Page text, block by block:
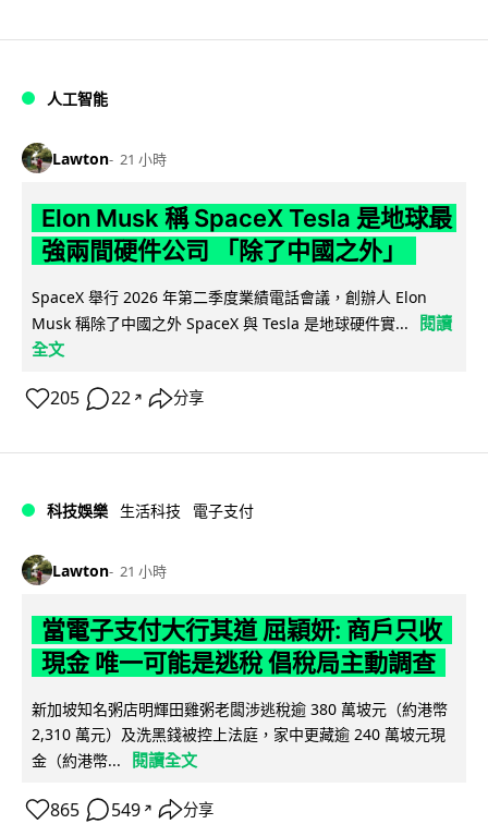
人工智能
Lawton 21 小時
Elon Musk 稱 SpaceX Tesla 是地球最
強兩間硬件公司 「除了中國之外」
SpaceX 舉行 2026 年第二季度業績電話會議，創辦人 Elon
Musk 稱除了中國之外 SpaceX 與 Tesla 是地球硬件實...
閱讀
全文
205 22 ↗ 分享
科技娛樂 生活科技 電子支付
Lawton 21 小時
當電子支付大行其道 屈穎妍: 商戶只收
現金 唯一可能是逃稅 倡稅局主動調查
新加坡知名粥店明輝田雞粥老闆涉逃稅逾 380 萬坡元（約港幣
2,310 萬元）及洗黑錢被控上法庭，家中更藏逾 240 萬坡元現
金（約港幣...
閱讀全文
865 549 ↗ 分享